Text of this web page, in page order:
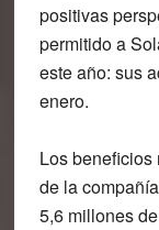
positivas
permitido a
este año: sus
enero.
Los
de la
5,6 millones